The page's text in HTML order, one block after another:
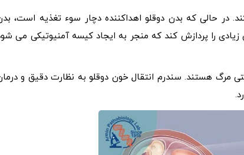
در حالی که بدن دوقلو اهداکننده دچار سوء تغذیه است،
را پردازش کند که منجر به ایجاد کیسه آمنیوتیکی می
مرگ هستند. سندرم انتقال خون دوقلو به نظارت دقیق و